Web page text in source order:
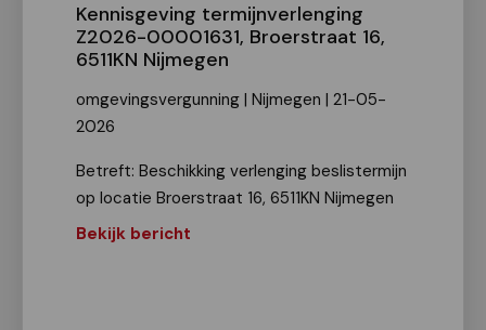
Kennisgeving termijnverlenging
Z2026-00001631, Broerstraat 16,
6511KN Nijmegen
omgevingsvergunning | Nijmegen | 21-05-
2026
Betreft: Beschikking verlenging beslistermijn
op locatie Broerstraat 16, 6511KN Nijmegen
Bekijk bericht